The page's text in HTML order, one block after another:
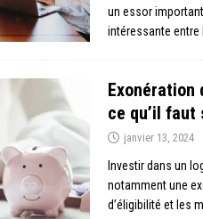
un essor
intéressante
ce qu’il faut
janvier 13, 2024
Investir dans un
notamment une
d’éligibilité et les